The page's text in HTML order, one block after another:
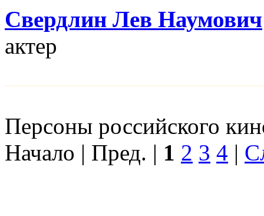
Свердлин Лев Наумович
актер
Персоны российского
Начало | Пред. | 1 2 3 4 |